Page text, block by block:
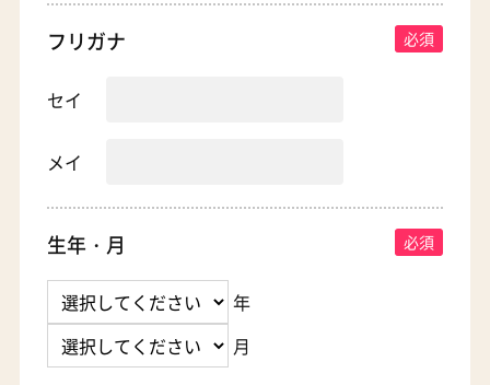
フリガナ
セイ
メイ
生年・月
年
月